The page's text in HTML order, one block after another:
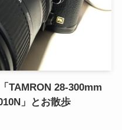
TAMRON 28-300mm
」とお散歩